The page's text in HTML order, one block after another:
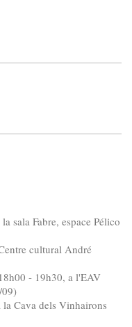
sala Fabre, espace Pélico
cultural André
- 19h30, a l'EAV
Cava dels Vinhairons